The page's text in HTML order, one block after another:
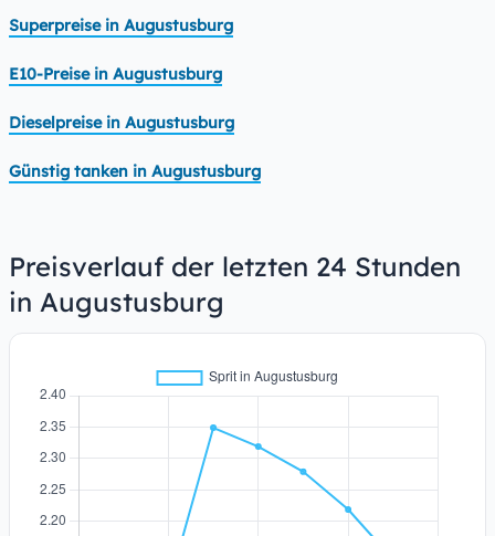
Superpreise in Augustusburg
E10-Preise in Augustusburg
Dieselpreise in Augustusburg
Günstig tanken in Augustusburg
Preisverlauf der letzten 24 Stunden
in Augustusburg